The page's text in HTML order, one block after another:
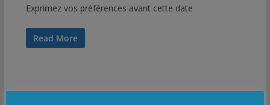
Exprimez vos préférences avant cette date
Read More